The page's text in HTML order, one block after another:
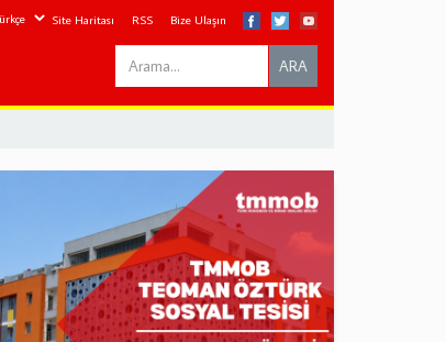
Site Haritası RSS Bize Ulaşın
Search
this
ARA